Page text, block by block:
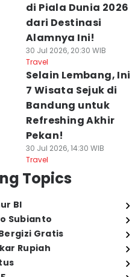
di Piala Dunia 2026
dari Destinasi
Alamnya Ini!
30 Jul 2026, 20:30 WIB
Travel
Selain Lembang, Ini
7 Wisata Sejuk di
Bandung untuk
Refreshing Akhir
Pekan!
30 Jul 2026, 14:30 WIB
Travel
Topics
BI
Subianto
Gratis
Rupiah